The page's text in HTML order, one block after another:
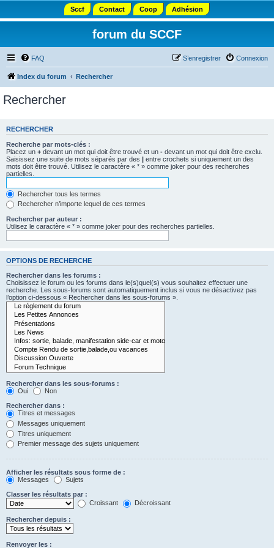
Sccf Contact Coop Adhésion
forum du SCCF
FAQ Connexion
S’enregistrer
Index du forum Rechercher
Rechercher
RECHERCHER
Recherche par mots-clés :
Placez un + devant un mot qui doit être trouvé et un - devant un mot qui doit être exclu.
Saisissez une suite de mots séparés par des | entre crochets si uniquement un des
mots doit être trouvé. Utilisez le caractère « * » comme joker pour des recherches
partielles.
Rechercher tous les termes
Rechercher n’importe lequel de ces termes
Rechercher par auteur :
Utilisez le caractère « * » comme joker pour des recherches partielles.
OPTIONS DE RECHERCHE
Rechercher dans les forums :
Choisissez le forum ou les forums dans le(s)quel(s) vous souhaitez effectuer une
recherche. Les sous-forums sont automatiquement inclus si vous ne désactivez pas
l’option ci-dessous « Rechercher dans les sous-forums ».
Rechercher dans les sous-forums :
Oui
Non
Rechercher dans :
Titres et messages
Messages uniquement
Titres uniquement
Premier message des sujets uniquement
Afficher les résultats sous forme de :
Messages
Sujets
Classer les résultats par :
Croissant
Décroissant
Rechercher depuis :
Renvoyer les :